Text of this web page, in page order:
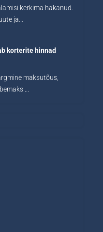
kerkima hakanud.
ja…
korterite hinnad
maksutõus,
...